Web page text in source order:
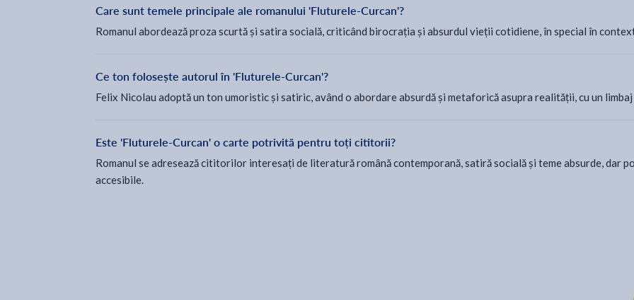
Care sunt temele principale ale romanului 'Fluturele-Curcan'?
Romanul abordează proza scurtă și satira socială, criticând birocrația și absurdul vieții cotidiene, în special în
Ce ton folosește autorul în 'Fluturele-Curcan'?
Felix Nicolau adoptă un ton umoristic și satiric, având o abordare absurdă și metaforică asupra realității, cu un
Este 'Fluturele-Curcan' o carte potrivită pentru toți cititorii?
Romanul se adresează cititorilor interesați de literatură română contemporană, satiră socială și teme absurde, dar
accesibile.